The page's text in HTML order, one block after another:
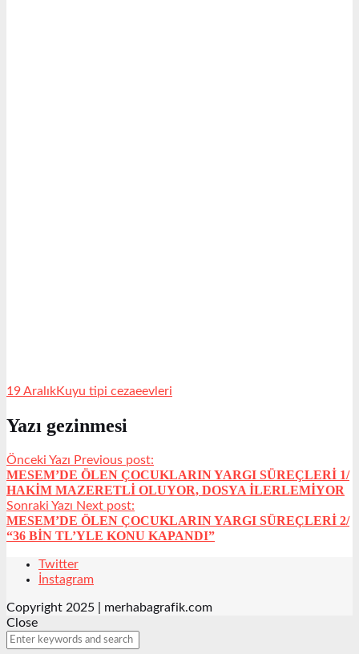
19 AralıkKuyu tipi cezaeevleri
Yazı gezinmesi
Önceki Yazı Previous post:
MESEM’DE ÖLEN ÇOCUKLARIN YARGI SÜREÇLERİ 1/
HAKİM MAZERETLİ OLUYOR, DOSYA İLERLEMİYOR
Sonraki Yazı Next post:
MESEM’DE ÖLEN ÇOCUKLARIN YARGI SÜREÇLERİ 2/
“36 BİN TL’YLE KONU KAPANDI”
Twitter
İnstagram
Copyright 2025 | merhabagrafik.com
Close